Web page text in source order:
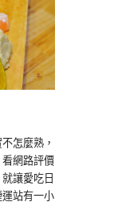
怎麼熟，
網路評價
讓愛吃日
站有一小